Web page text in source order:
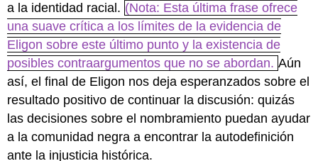
a la identidad racial. (Nota: Esta última frase ofrece
una suave crítica a los límites de la evidencia de
Eligon sobre este último punto y la existencia de
posibles contraargumentos que no se abordan. Aún
así, el final de Eligon nos deja esperanzados sobre el
resultado positivo de continuar la discusión: quizás
las decisiones sobre el nombramiento puedan ayudar
a la comunidad negra a encontrar la autodefinición
ante la injusticia histórica.